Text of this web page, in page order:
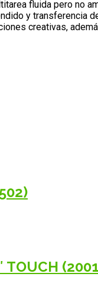
fluida pero no
y transferencia
creativas,